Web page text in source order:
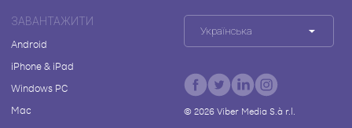
ЗАВАНТАЖИТИ
Android
iPhone & iPad
Windows PC
Mac
Українська
© 2026Viber Media S.à r.l.